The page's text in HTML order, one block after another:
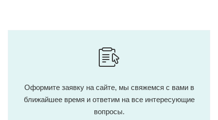
Оформите заявку на сайте, мы свяжемся с вами в
ближайшее время и ответим на все интересующие
вопросы.